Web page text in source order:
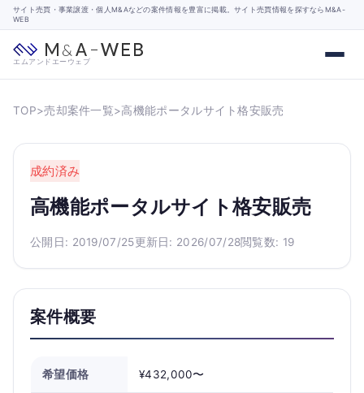
サイト売買・事業譲渡・個人M&Aなどの案件情報を豊富に掲載。サイト売買情報を探すならM&A-
WEB
エムアンドエーウェブ
TOP>売却案件一覧>高機能ポータルサイト格安販売
成約済み
高機能ポータルサイト格安販売
公開日: 2019/07/25更新日: 2026/07/28閲覧数: 19
案件概要
希望価格 ¥432,000〜